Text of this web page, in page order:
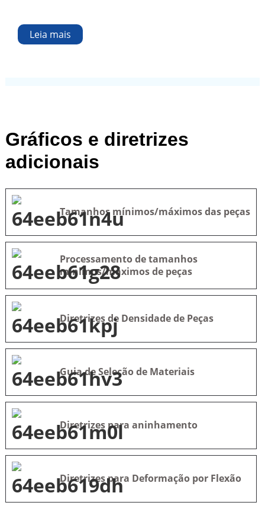
Leia mais
Gráficos e diretrizes
adicionais
Tamanhos mínimos/máximos das peças
Processamento de tamanhos
mínimos/máximos de peças
Diretrizes de Densidade de Peças
Guia de Seleção de Materiais
Diretrizes para aninhamento
Diretrizes para Deformação por Flexão